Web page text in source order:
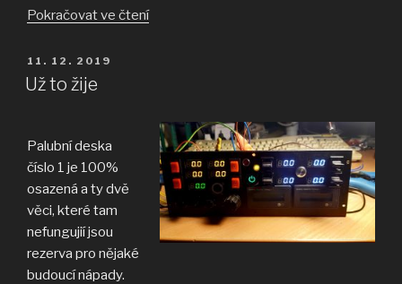
Pokračovat ve čtení„Další
lepidlo
na
závity.“
PUBLIKOVÁNO
11. 12. 2019
Už to žije
Palubní deska
číslo 1 je 100%
osazená a ty dvě
věci, které tam
nefungujií jsou
rezerva pro nějaké
budoucí nápady.